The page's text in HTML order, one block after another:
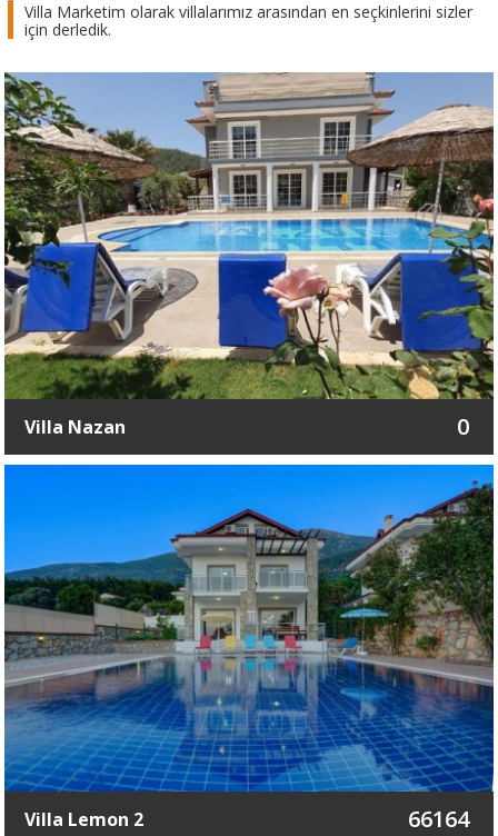
Villa Marketim olarak villalarımız arasından en seçkinlerini sizler
için derledik.
Villa Nazan 0
Villa Lemon 2 66164